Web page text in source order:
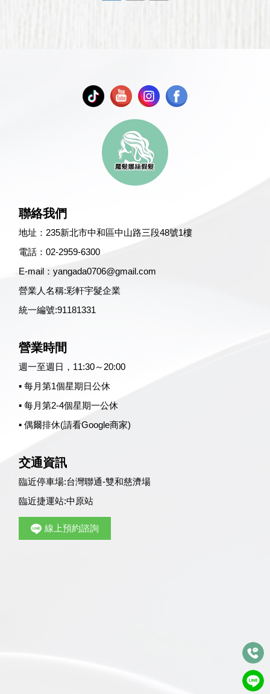
聯絡我們
地址：235新北市中和區中山路三段48號1樓
電話：02-2959-6300
E-mail：yangada0706@gmail.com
營業人名稱:彩軒宇髮企業
統一編號:91181331
營業時間
週一至週日，11:30～20:00
▪ 每月第1個星期日公休
▪ 每月第2-4個星期一公休
▪ 偶爾排休(請看Google商家)
交通資訊
臨近停車場:台灣聯通-雙和慈濟場
臨近捷運站:中原站
線上預約諮詢